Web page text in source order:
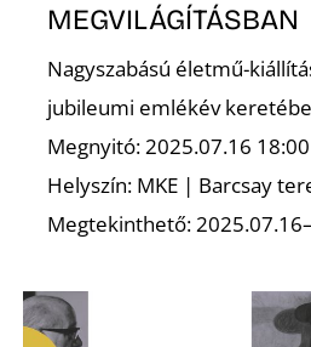
MEGVILÁGÍTÁSBAN
Nagyszabású életmű-
jubileumi emlékév
Megnyitó: 2025.07.16 18:00
Helyszín: MKE | Barcsay
Megtekinthető: